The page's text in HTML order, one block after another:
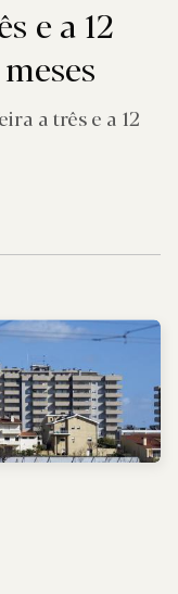
e a 12
a três e a 12